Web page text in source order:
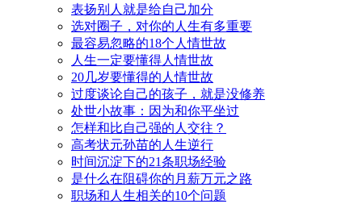
表扬别人就是给自己加分
选对圈子，对你的人生有多重要
最容易忽略的18个人情世故
人生一定要懂得人情世故
20几岁要懂得的人情世故
过度谈论自己的孩子，就是没修养
处世小故事：因为和你平坐过
怎样和比自己强的人交往？
高考状元孙苗的人生逆行
时间沉淀下的21条职场经验
是什么在阻碍你的月薪万元之路
职场和人生相关的10个问题